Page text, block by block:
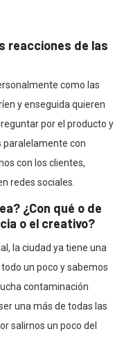
reacciones de las
como las
y enseguida quieren
por el producto y
paralelamente con
con los clientes,
redes sociales.
¿Con qué o de
o el creativo?
la ciudad ya tiene una
un poco y sabemos
contaminación
una más de todas las
salirnos un poco del